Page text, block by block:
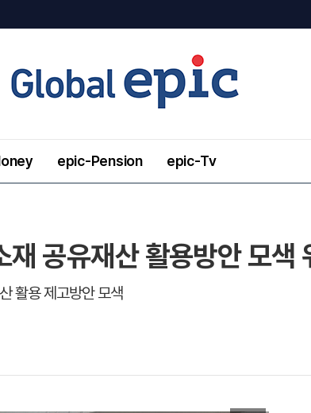
epic-Pension epic-Tv
공유재산 활용방안 모색
활용 제고방안 모색
이미지 확대보기